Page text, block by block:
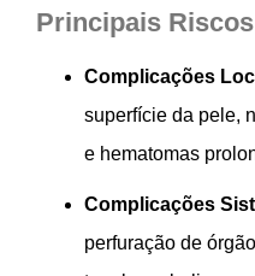
Principais
Complicações
superfície da pele,
e hematomas
Complicações
perfuração de